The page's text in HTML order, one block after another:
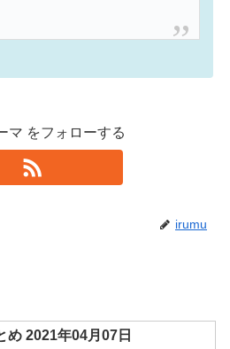
マ をフォローする
irumu
め 2021年04月07日